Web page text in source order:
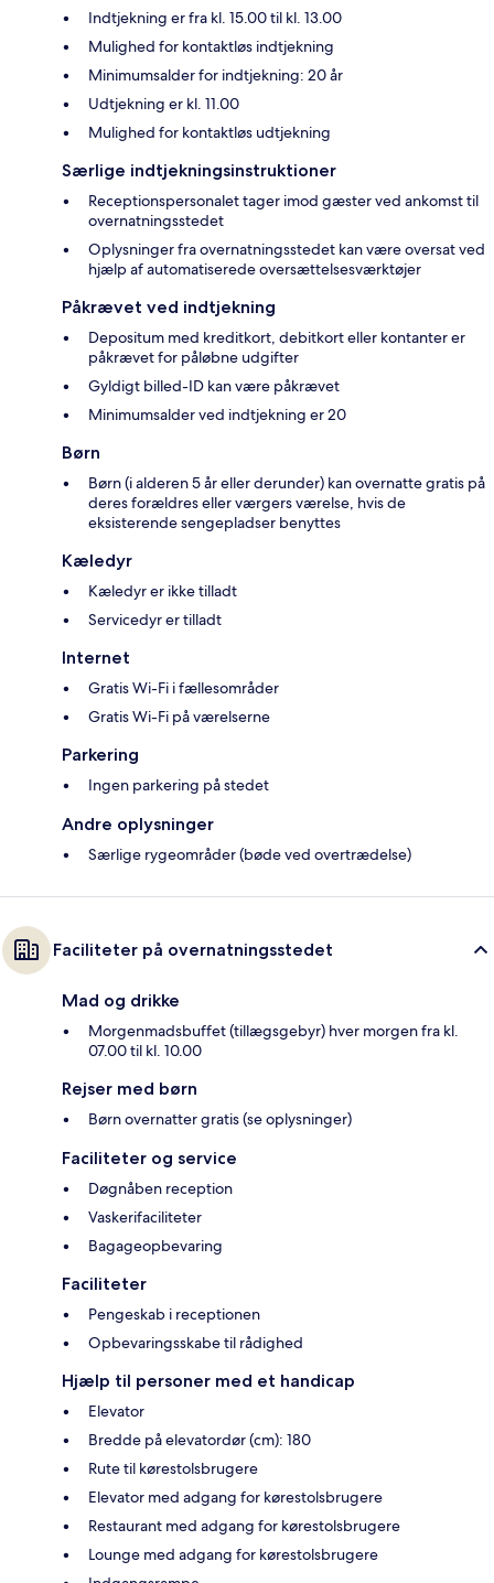
Indtjekning er fra kl. 15.00 til kl. 13.00
Mulighed for kontaktløs indtjekning
Minimumsalder for indtjekning: 20 år
Udtjekning er kl. 11.00
Mulighed for kontaktløs udtjekning
Særlige indtjekningsinstruktioner
Receptionspersonalet tager imod gæster ved ankomst til
overnatningsstedet
Oplysninger fra overnatningsstedet kan være oversat ved
hjælp af automatiserede oversættelsesværktøjer
Påkrævet ved indtjekning
Depositum med kreditkort, debitkort eller kontanter er
påkrævet for påløbne udgifter
Gyldigt billed-ID kan være påkrævet
Minimumsalder ved indtjekning er 20
Børn
Børn (i alderen 5 år eller derunder) kan overnatte gratis på
deres forældres eller værgers værelse, hvis de
eksisterende sengepladser benyttes
Kæledyr
Kæledyr er ikke tilladt
Servicedyr er tilladt
Internet
Gratis Wi-Fi i fællesområder
Gratis Wi-Fi på værelserne
Parkering
Ingen parkering på stedet
Andre oplysninger
Særlige rygeområder (bøde ved overtrædelse)
Faciliteter på overnatningsstedet
Mad og drikke
Morgenmadsbuffet (tillægsgebyr) hver morgen fra kl.
07.00 til kl. 10.00
Rejser med børn
Børn overnatter gratis (se oplysninger)
Faciliteter og service
Døgnåben reception
Vaskerifaciliteter
Bagageopbevaring
Faciliteter
Pengeskab i receptionen
Opbevaringsskabe til rådighed
Hjælp til personer med et handicap
Elevator
Bredde på elevatordør (cm): 180
Rute til kørestolsbrugere
Elevator med adgang for kørestolsbrugere
Restaurant med adgang for kørestolsbrugere
Lounge med adgang for kørestolsbrugere